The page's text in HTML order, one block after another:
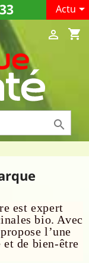
Actu
shopping_cart


est expert
bio. Avec
l’une
et de bien-être